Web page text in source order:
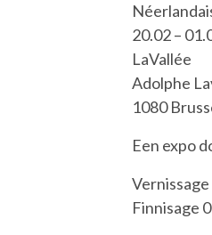
20.02 –
LaVallée
Adolphe
1080
Een expo
Finnisage